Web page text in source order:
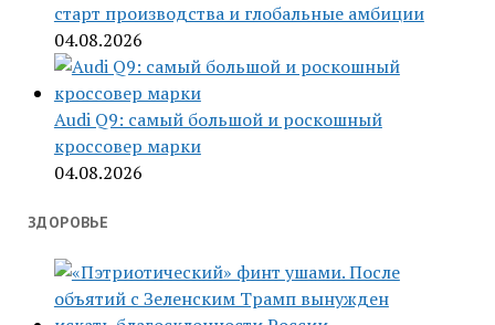
старт производства и глобальные амбиции
04.08.2026
Audi Q9: самый большой и роскошный
кроссовер марки
04.08.2026
ЗДОРОВЬЕ